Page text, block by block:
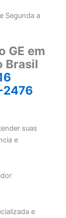
Segunda a
GE em
Brasil
2476
suas
e
e